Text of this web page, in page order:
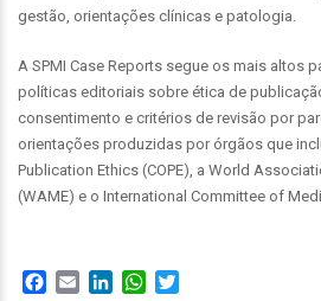
gestão, orientações clínicas e patologia.
A SPMI Case Reports segue os mais altos
políticas editoriais sobre ética de
consentimento e critérios de revisão por
orientações produzidas por órgãos que
Publication Ethics (COPE), a World
(WAME) e o International Committee of
Facebook
Email LinkedInWhatsApp